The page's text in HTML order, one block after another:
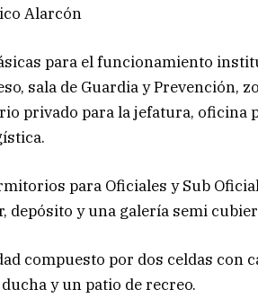
Alarcón
para el funcionamiento
sala de Guardia y Prevención,
privado para la jefatura, oficina
para Oficiales y Sub
depósito y una galería semi
compuesto por dos celdas con
y un patio de recreo.